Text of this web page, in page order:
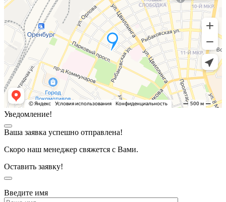
Уведомление!
Ваша заявка успешно отправлена!
Скоро наш менеджер свяжется с Вами.
Оставить заявку!
Введите имя